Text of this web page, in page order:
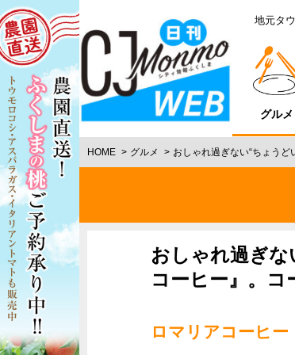
地元タ
グルメ
HOME グルメ おしゃれ過ぎない“ちょう
おしゃれ過ぎな
コーヒー』。コ
ロマリアコーヒー